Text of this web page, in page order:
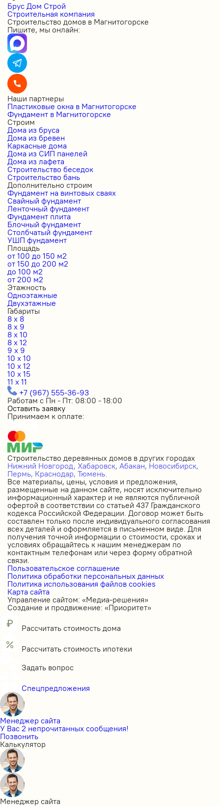
Брус Дом Строй
Строительная компания
Строительство домов в Магнитогорске
Пишите, мы онлайн:
Наши партнеры
Пластиковые окна в Магнитогорске
Фундамент в Магнитогорске
Строим
Дома из бруса
Дома из бревен
Каркасные дома
Дома из СИП панелей
Дома из лафета
Строительство беседок
Строительство бань
Дополнительно строим
Фундамент на винтовых сваях
Свайный фундамент
Ленточный фундамент
Фундамент плита
Блочный фундамент
Столбчатый фундамент
УШП фундамент
Площадь
от 100 до 150 м2
от 150 до 200 м2
до 100 м2
от 200 м2
Этажность
Одноэтажные
Двухэтажные
Габариты
8 x 8
8 x 9
8 x 10
8 x 12
9 x 9
10 x 10
10 x 12
10 x 15
11 x 11
+7 (967) 555-36-93
Работам с Пн - Пт: 08:00 - 18:00
Оставить заявку
Принимаем к оплате:
Строительство деревянных домов в других городах
Нижний Новгород, Хабаровск, Абакан, Новосибирск,
Пермь, Краснодар, Тюмень.
Все материалы, цены, условия и предложения,
размещенные на данном сайте, носят исключительно
информационный характер и не являются публичной
офертой в соответствии со статьей 437 Гражданского
кодекса Российской Федерации. Договор может быть
составлен только после индивидуального согласования
всех деталей и оформляется в письменном виде. Для
получения точной информации о стоимости, сроках и
условиях обращайтесь к нашим менеджерам по
контактным телефонам или через форму обратной
связи.
Пользовательское соглашение
Политика обработки персональных данных
Политика использования файлов cookies
Карта сайта
Управление сайтом: «Медиа-решения»
Создание и продвижение: «Приоритет»
Рассчитать стоимость дома
Рассчитать стоимость ипотеки
Задать вопрос
Спецпредложения
Менеджер сайта
У Вас 2 непрочитанных сообщения!
Позвонить
Калькулятор
Менеджер сайта